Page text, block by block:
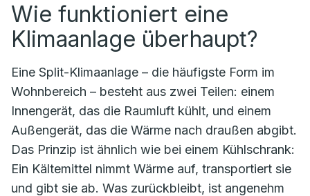
Wie funktioniert eine
Klimaanlage überhaupt?
Eine Split-Klimaanlage – die häufigste Form im
Wohnbereich – besteht aus zwei Teilen: einem
Innengerät, das die Raumluft kühlt, und einem
Außengerät, das die Wärme nach draußen abgibt.
Das Prinzip ist ähnlich wie bei einem Kühlschrank:
Ein Kältemittel nimmt Wärme auf, transportiert sie
und gibt sie ab. Was zurückbleibt, ist angenehm